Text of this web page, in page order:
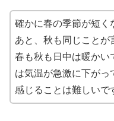
確かに春の季節が短く
あと、秋も同じことが
春も秋も日中は暖かい
は気温が急激に下がっ
感じることは難しいで